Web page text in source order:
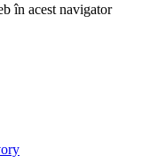
în acest navigator